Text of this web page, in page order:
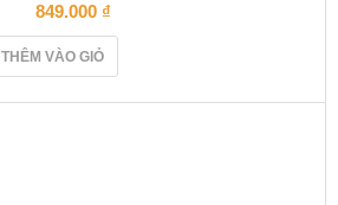
849.000 ₫
THÊM VÀO GIỎ